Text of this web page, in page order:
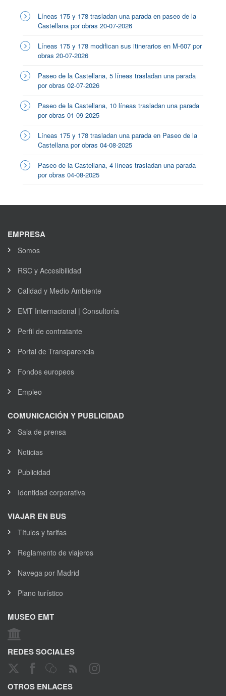
Líneas 175 y 178 trasladan una parada en paseo de la
Castellana por obras 20-07-2026
Líneas 175 y 178 modifican sus itinerarios en M-607 por
obras 20-07-2026
Paseo de la Castellana, 5 líneas trasladan una parada
por obras 02-07-2026
Paseo de la Castellana, 10 líneas trasladan una parada
por obras 01-09-2025
Líneas 175 y 178 trasladan una parada en Paseo de la
Castellana por obras 04-08-2025
Paseo de la Castellana, 4 líneas trasladan una parada
por obras 04-08-2025
EMPRESA
Somos
RSC y Accesibilidad
Calidad y Medio Ambiente
EMT Internacional | Consultoría
Perfil de contratante
Portal de Transparencia
Fondos europeos
Empleo
COMUNICACIÓN Y PUBLICIDAD
Sala de prensa
Noticias
Publicidad
Identidad corporativa
VIAJAR EN BUS
Títulos y tarifas
Reglamento de viajeros
Navega por Madrid
Plano turístico
MUSEO EMT
REDES SOCIALES
OTROS ENLACES